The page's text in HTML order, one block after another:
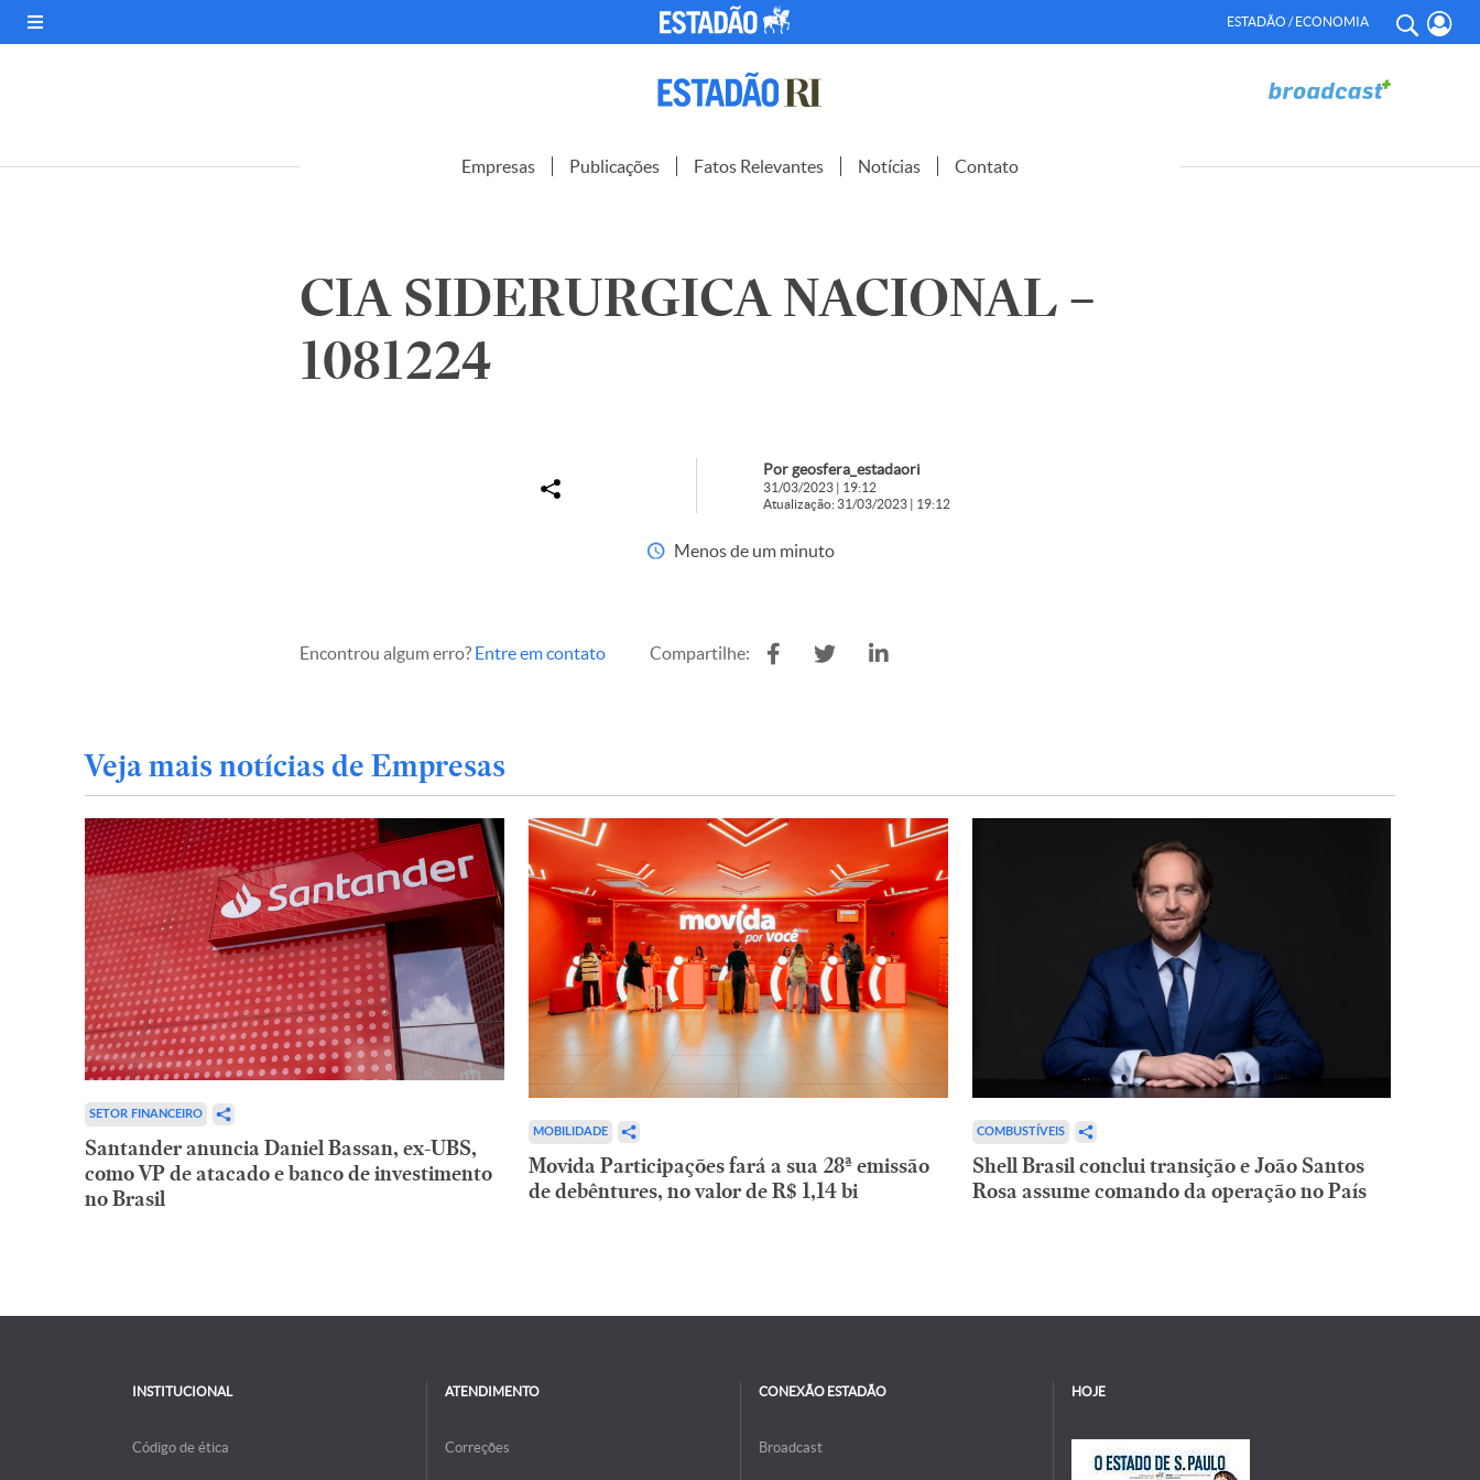
ESTADÃO / ECONOMIA
Empresas Publicações Fatos Relevantes Notícias Contato
CIA SIDERURGICA NACIONAL –
1081224
Por geosfera_estadaori
31/03/2023 | 19:12
Atualização: 31/03/2023 | 19:12
Menos de um minuto
Encontrou algum erro? Entre em contato Compartilhe:
Veja mais notícias de Empresas
SETOR FINANCEIRO
Santander anuncia Daniel Bassan, ex-UBS,
como VP de atacado e banco de investimento
no Brasil
MOBILIDADE
Movida Participações fará a sua 28ª emissão
de debêntures, no valor de R$ 1,14 bi
COMBUSTÍVEIS
Shell Brasil conclui transição e João Santos
Rosa assume comando da operação no País
INSTITUCIONAL
Código de ética
ATENDIMENTO
Correções
CONEXÃO ESTADÃO
Broadcast
HOJE